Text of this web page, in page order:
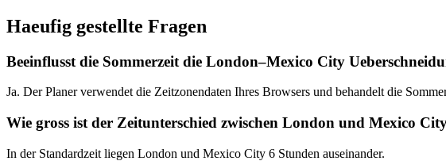
Haeufig gestellte Fragen
Beeinflusst die Sommerzeit die London–Mexico City
Ja. Der Planer verwendet die Zeitzonendaten Ihres Browsers und behandelt die
Wie gross ist der Zeitunterschied zwischen London und Mexico
In der Standardzeit liegen London und Mexico City 6 Stunden auseinander.